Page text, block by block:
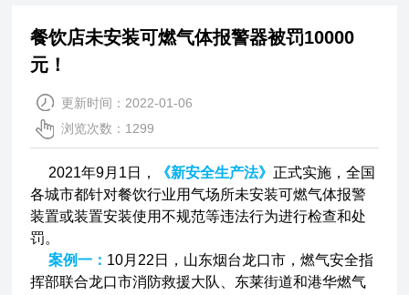
餐饮店未安装可燃气体报警器被罚10000
元！
更新时间：2022-01-06
浏览次数：1299
2021年9月1日， 《新安全生产法》 正式实施，全国
各城市都针对餐饮行业用气场所未安装可燃气体报警
装置或装置安装使用不规范等违法行为进行检查和处
罚。
案例一： 10月22日，山东烟台龙口市，燃气安全指
挥部联合龙口市消防救援大队、东莱街道和港华燃气